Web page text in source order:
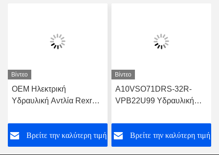
Βίντεο
OEM Ηλεκτρική
Υδραυλική Αντλία Rexroth
PPA12G30
Βρείτε την καλύτερη τιμή
Βίντεο
Α10VSO71DRS-32R-
VPB22U99 Υδραυλική
Βρείτε την καλύτερη τιμή